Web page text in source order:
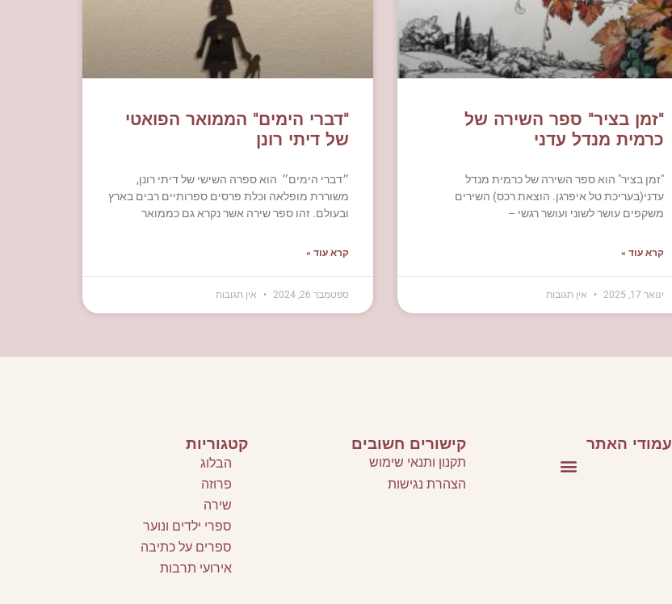
"זמן בציר" ספר השירה של
כרמית מנדל עדני
"זמן בציר" הוא ספר השירה של כרמית מנדל
עדני(בעריכת טל איפרגן. הוצאת רכס) השירים
משקפים עושר לשוני ועושר רגשי –
קרא עוד »
ינואר 17, 2025 אין תגובות
"דברי הימים" הממואר הפואטי
של דיתי רונן
״דברי הימים״ הוא ספרה השישי של דיתי רונן,
משוררת מופלאה וכלת פרסים ספרותיים רבים בארץ
ובעולם. זהו ספר שירה אשר נקרא גם כממואר
קרא עוד »
ספטמבר 26, 2024 אין תגובות
עמודי האתר
קישורים חשובים
תקנון ותנאי שימוש
הצהרת נגישות
קטגוריות
הבלוג
פרוזה
שירה
ספרי ילדים ונוער
ספרים על כתיבה
אירועי תרבות